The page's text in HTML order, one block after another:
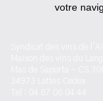
Maison des vins du
votre